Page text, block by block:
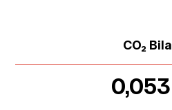
CO₂